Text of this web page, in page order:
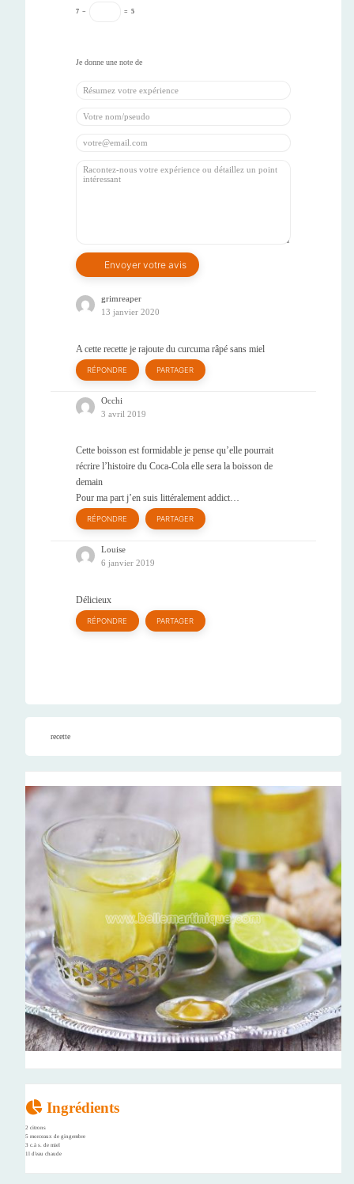
7 − = 5
grimreaper
13 janvier 2020
A cette recette je rajoute du curcuma râpé sans miel
RÉPONDRE PARTAGER
Occhi
3 avril 2019
Cette boisson est formidable je pense qu’elle pourrait
récrire l’histoire du Coca-Cola elle sera la boisson de
demain
Pour ma part j’en suis littéralement addict…
RÉPONDRE PARTAGER
Louise
6 janvier 2019
Délicieux
RÉPONDRE PARTAGER
recette
Ingrédients
2 citrons
5 morceaux de gingembre
3 c.à s. de miel
1l d'eau chaude